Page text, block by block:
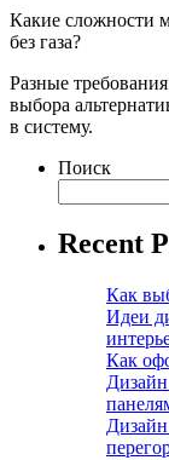
Какие сложности
без газа?
Разные
выбора
в систему.
Поиск
Recent
Как
Идеи
Как